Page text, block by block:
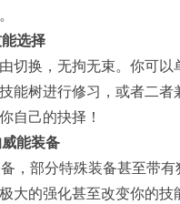
选择
切换，无拘无束。你可以
能树进行修习，或者二者
自己的抉择！
能装备
，部分特殊装备甚至带有
大的强化甚至改变你的技